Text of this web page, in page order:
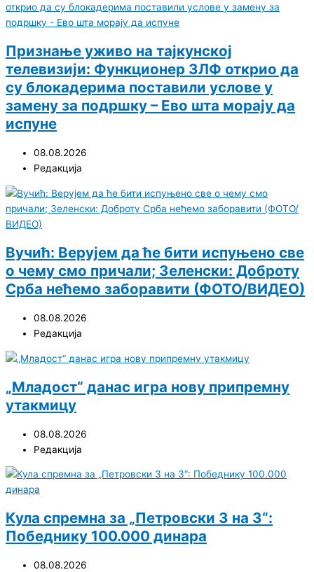
Признање уживо на тајкунској
телевизији: Функционер ЗЛФ открио да
су блокадерима поставили услове у
замену за подршку – Ево шта морају да
испуне
08.08.2026
Редакција
Вучић: Верујем да ће бити испуњено све
о чему смо причали; Зеленски: Доброту
Срба нећемо заборавити (ФОТО/ВИДЕО)
08.08.2026
Редакција
„Младост“ данас игра нову припремну
утакмицу
08.08.2026
Редакција
Кула спремна за „Петровски 3 на 3“:
Победнику 100.000 динара
08.08.2026